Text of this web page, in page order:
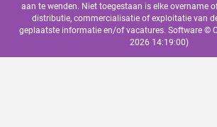
aan te wenden. Niet toegestaan is elke overname
distributie, commercialisatie of exploitatie van
geplaatste informatie en/of vacatures. Software ©
2026 14:19:00)